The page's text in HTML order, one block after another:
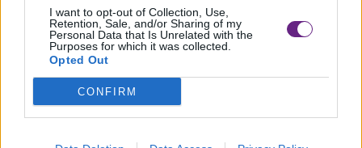
I want to opt-out of Collection, Use,
Retention, Sale, and/or Sharing of my
Personal Data that Is Unrelated with the
Purposes for which it was collected.
Opted Out
CONFIRM
Il Questore della Provincia di Pisa, dottor Paolo Rossi, ha disposto
ai sensi [...]